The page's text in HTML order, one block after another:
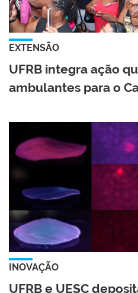
EXTENSÃO
UFRB integra ação
ambulantes para o
INOVAÇÃO
UFRB e UESC